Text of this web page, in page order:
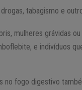
tabagismo e
mulheres grávidas
e indivíduos
no fogo digestivo